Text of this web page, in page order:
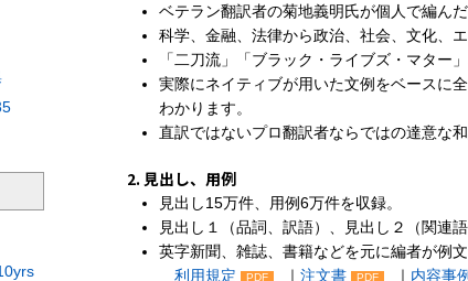
ベテラン翻訳者の菊地義明氏が個人で編んだ
科学、金融、法律から政治、社会、文化、
「二刀流」「ブラック・ライブズ・マター
実際にネイティブが用いた文例をベースに
わかります。
直訳ではないプロ翻訳者ならではの達意な
見出し、用例
見出し15万件、用例6万件を収録。
見出し１（品詞、訳語）、見出し２（関連
英字新聞、雑誌、書籍などを元に編者が例文
利用規定
PDF ｜ 注文書 PDF ｜ 内容事例